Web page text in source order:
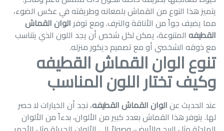
يتميز هذا النوع من القماش بلمعانه وطريقته في عكس الضوء،
مما يضيف جواً من الأناقة والترف. ومع توفر الوان القماش
القطيفه المتنوعة، يمكن لكل شخص أن يجد اللون الذي يتناسب
مع ذوقه الشخصي أو مع تصميم ديكور منزله.
تنوع الوان القماش القطيفه
وكيف تختار اللون المناسب
عند الحديث عنالوان القماش القطيفه، نجد أن الخيارات لا حصر
لها. يتوفر هذا القماش بعدد كبير من الألوان، بدءاً من الألوان